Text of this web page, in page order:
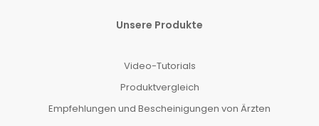
Unsere Produkte
Video-Tutorials
Produktvergleich
Empfehlungen und Bescheinigungen von Ärzten